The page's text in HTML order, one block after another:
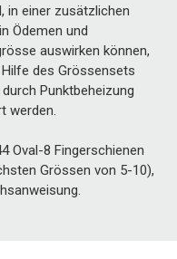
in einer zusätzlichen
Ödemen und
auswirken können,
des Grössensets
Punktbeheizung
werden.
Oval-8 Fingerschienen
Grössen von 5-10),